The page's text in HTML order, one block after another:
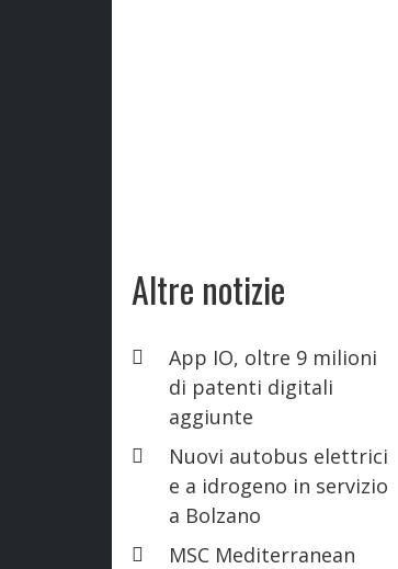
Altre notizie
App IO, oltre 9 milioni
di patenti digitali
aggiunte
Nuovi autobus elettrici
e a idrogeno in servizio
a Bolzano
MSC Mediterranean